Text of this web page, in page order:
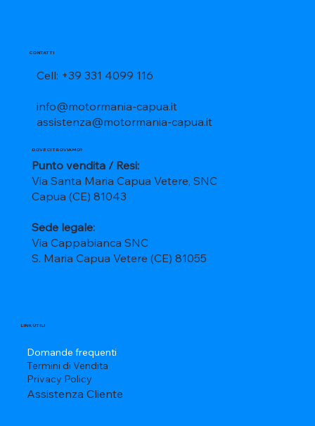
CONTATTI
Cell: +39 331 4099 116
info@motormania-capua.it
assistenza@motormania-capua.it
DOVE CI TROVIAMO?
Punto vendita / Resi:
Via Santa Maria Capua Vetere, SNC
Capua (CE) 81043
Sede legale:
Via Cappabianca SNC
S. Maria Capua Vetere (CE) 81055
LINK UTILI
Domande frequenti
Termini di Vendita
Privacy Policy
Assistenza Cliente